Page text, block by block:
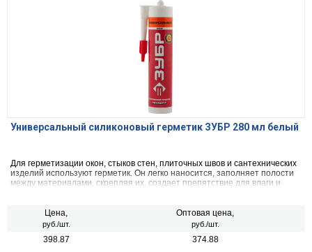
Универсальный силиконовый герметик ЗУБР 280 мл белый
Для герметизации окон, стыков стен, плиточных швов и сантехнических
изделий используют герметик. Он легко наносится, заполняет полости
между материалами, скрепляя их, создает препятствие для влаги и
Цена,
руб./шт.
Оптовая цена,
руб./шт.
398.87 374.88